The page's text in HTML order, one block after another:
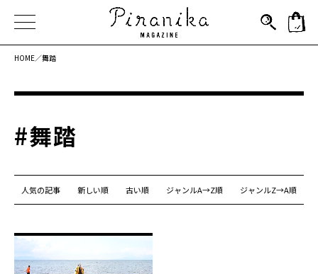
HOME／舞踏
#舞踏
人気の記事 新しい順 古い順 ジャンルA→Z順 ジャンルZ→A順